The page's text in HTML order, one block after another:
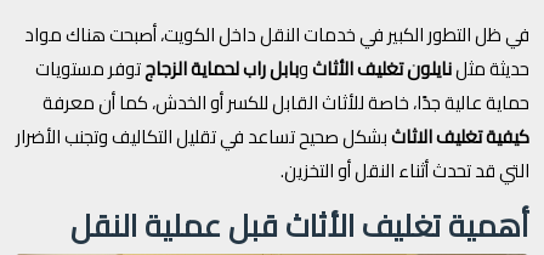
في ظل التطور الكبير في خدمات النقل داخل الكويت، أصبحت هناك مواد
حديثة مثلنايلون تغليف الأثاثوبابل راب لحماية الزجاجتوفر مستويات
حماية عالية جدًا، خاصة للأثاث القابل للكسر أو الخدش، كما أن معرفة
كيفية تغليف الاثاثبشكل صحيح تساعد في تقليل التكاليف وتجنب الأضرار
التي قد تحدث أثناء النقل أو التخزين.
أهمية تغليف الأثاث قبل عملية النقل